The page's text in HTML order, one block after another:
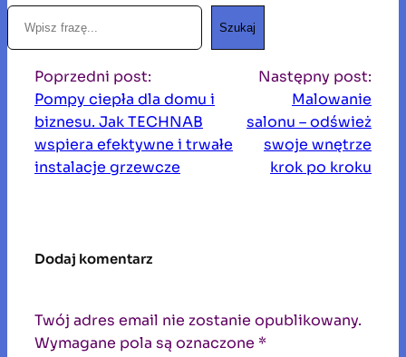
S
Szukaj
Poprzedni post:
Pompy ciepła dla domu i
biznesu. Jak TECHNAB
wspiera efektywne i trwałe
instalacje grzewcze
Następny post:
Malowanie
salonu – odśwież
swoje wnętrze
krok po kroku
Dodaj komentarz
Twój adres email nie zostanie opublikowany.
Wymagane pola są oznaczone *